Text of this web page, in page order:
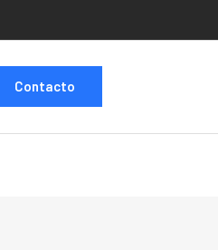
Contacto